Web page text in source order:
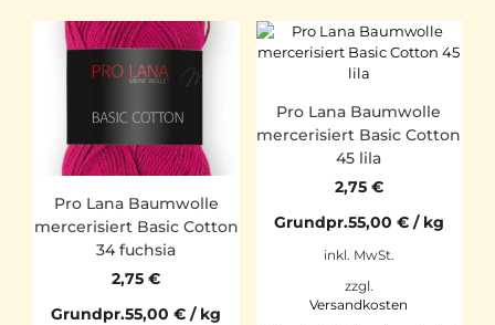
Pro Lana Baumwolle
mercerisiert Basic Cotton
34 fuchsia
2,75€
Grundpr.55,00€ / kg
Pro Lana Baumwolle
mercerisiert Basic Cotton
45 lila
2,75 €
Grundpr.55,00 €/ kg
inkl. MwSt.
zzgl.
Versandkosten